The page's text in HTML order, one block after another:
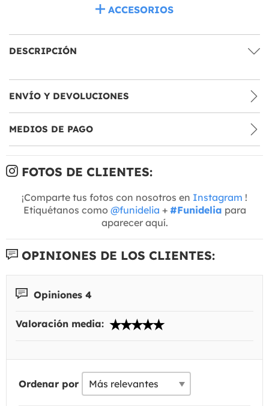
ACCESORIOS
DESCRIPCIÓN
ENVÍO Y DEVOLUCIONES
MEDIOS DE PAGO
FOTOS DE CLIENTES:
¡Comparte tus fotos con nosotros en Instagram !
Etiquétanos como @funidelia + #Funidelia para
aparecer aquí.
OPINIONES DE LOS CLIENTES:
Opiniones 4
Valoración media:
Ordenar por